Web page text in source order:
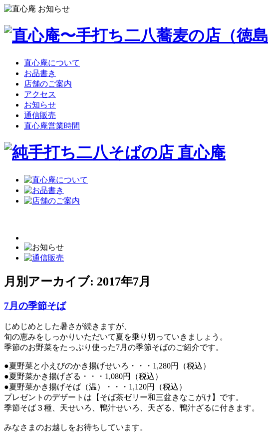
直心庵について
お品書き
店舗のご案内
アクセス
お知らせ
通信販売
直心庵営業時間
月別アーカイブ: 2017年7月
7月の季節そば
じめじめとした暑さが続きますが、
旬の恵みをしっかりいただいて夏を乗り切っていきましょう。
季節のお野菜をたっぷり使った7月の季節そばのご紹介です。
●夏野菜と小えびのかき揚げせいろ・・・1,280円（税込）
●夏野菜かき揚げざる・・・1,080円（税込）
●夏野菜かき揚げそば（温）・・・1,120円（税込）
プレゼントのデザートは【そば茶ゼリー和三盆きなこがけ】です。
季節そば３種、天せいろ、鴨汁せいろ、天ざる、鴨汁ざるに付きます。
みなさまのお越しをお待ちしています。